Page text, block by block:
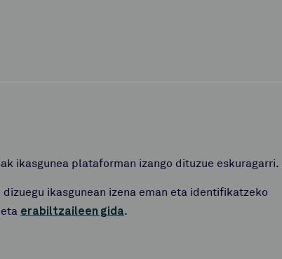
ikasgunea plataforman izango dituzue eskuragarri.
ikasgunean izena eman eta identifikatzeko
eta erabiltzaileen gida.